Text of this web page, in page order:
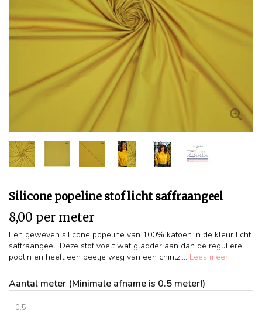
Silicone popeline stof licht saffraangeel
8,00 per meter
Een geweven silicone popeline van 100% katoen in de kleur licht
saffraangeel. Deze stof voelt wat gladder aan dan de reguliere
poplin en heeft een beetje weg van een chintz.... Lees meer
Aantal meter (Minimale afname is 0.5 meter!)